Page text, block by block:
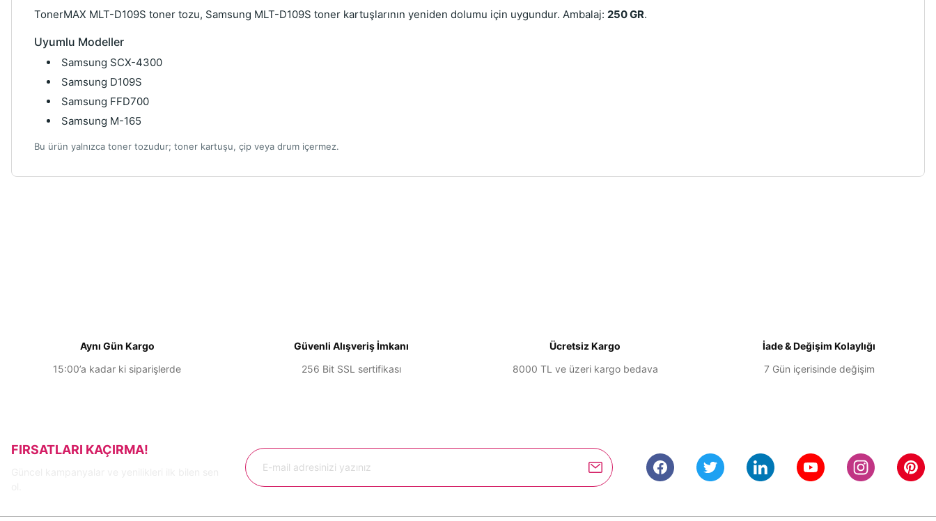
TonerMAX MLT-D109S toner tozu, Samsung MLT-D109S toner kartuşlarının yeniden dolumu için uygundur. Ambalaj: 250 GR.
Uyumlu Modeller
Samsung SCX-4300
Samsung D109S
Samsung FFD700
Samsung M-165
Bu ürün yalnızca toner tozudur; toner kartuşu, çip veya drum içermez.
Bu ürüne benzer farklı alternatifler olmalı.
Gönder
Aynı Gün Kargo
15:00’a kadar ki siparişlerde
Güvenli Alışveriş İmkanı
256 Bit SSL sertifikası
Ücretsiz Kargo
8000 TL ve üzeri kargo bedava
İade & Değişim Kolaylığı
7 Gün içerisinde değişim
FIRSATLARI KAÇIRMA!